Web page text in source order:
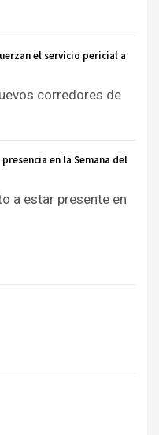
el servicio pericial a
corredores de
en la Semana del
a estar presente en